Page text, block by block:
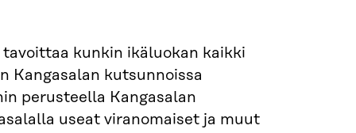
kunkin ikäluokan kaikki
Kangasalan kutsunnoissa
perusteella Kangasalan
useat viranomaiset ja muut